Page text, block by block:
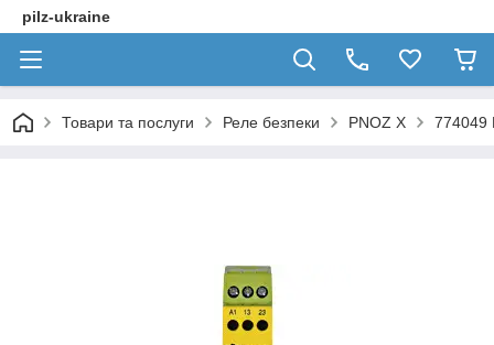
pilz-ukraine
Товари та послуги Реле безпеки PNOZ X 774049